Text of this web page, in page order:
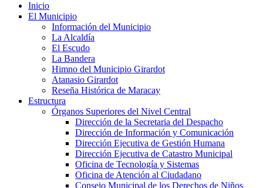
Inicio
El Municipio
Información del Municipio
La Alcaldía
El Escudo
La Bandera
Himno del Municipio Girardot
Atanasio Girardot
Reseña Histórica de Maracay
Estructura
Órganos Superiores del Nivel Central
Dirección de la Secretaria del Despacho
Dirección de Información y Comunicación
Dirección Ejecutiva de Gestión Humana
Dirección Ejecutiva de Catastro Municipal
Oficina de Tecnología y Sistemas
Oficina de Atención al Ciudadano
Consejo Municipal de los Derechos de Niños